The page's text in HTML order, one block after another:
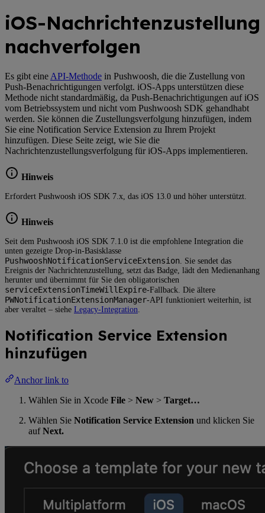
iOS-Nachrichtenzustellung
nachverfolgen
Es gibt eine API-Methode in Pushwoosh, die die Zustellung von
Push-Benachrichtigungen verfolgt. iOS-Apps unterstützen diese
Methode nicht standardmäßig, da Push-Benachrichtigungen auf iOS
vom Betriebssystem und nicht vom Pushwoosh SDK gehandhabt
werden. Sie können die Zustellungsverfolgung hinzufügen, indem
Sie eine Notification Service Extension zu Ihrem Projekt
hinzufügen. Diese Seite zeigt, wie Sie die
Nachrichtenzustellungsverfolgung für iOS-Apps implementieren.
Hinweis
Erfordert Pushwoosh iOS SDK 7.x, das iOS 13.0 und höher unterstützt.
Hinweis
Seit dem Pushwoosh iOS SDK 7.1.0 ist die empfohlene Integration die
unten gezeigte Drop-in-Basisklasse
PushwooshNotificationServiceExtension . Sie sendet das
Ereignis der Nachrichtenzustellung, setzt das Badge, lädt den Medienanhang
herunter und übernimmt für Sie den obligatorischen
serviceExtensionTimeWillExpire-Fallback. Die ältere
PWNotificationExtensionManager-API funktioniert weiterhin, ist
aber veraltet – siehe Legacy-Integration
Notification Service Extension
hinzufügen
Anchor link to
Wählen Sie in Xcode File > New > Target…
Wählen Sie Notification Service Extension und klicken Sie
aufNext.